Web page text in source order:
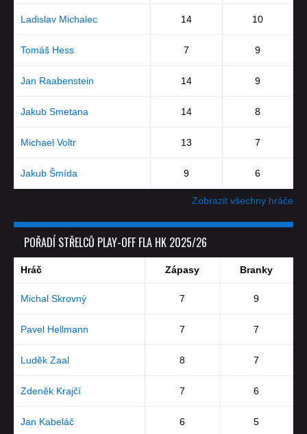
Ladislav Michalec 14 10
Tomáš Hess 7 9
Jan Raabenstein 14 9
Jakub Smetana 14 8
Michael Voltr 13 7
Jakub Šmída 9 6
Zobrazit všechny hráče
POŘADÍ STŘELCŮ PLAY-OFF FLA HK 2025/26
Hráč Zápasy Branky
Michal Skrovný 7 9
Pavel Hellmann 7 7
Luděk Zaal 8 7
Zdeněk Krajčí 7 6
Jan Kabeláč 6 5